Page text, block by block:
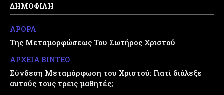
ΔΗΜΟΦΙΛΗ
ΑΡΘΡΑ
Της Μεταμορφώσεως Του Σωτήρος Χριστού
ΑΡΧΕΙΑ ΒΙΝΤΕΟ
Σύνδεση Μεταμόρφωση του Χριστού: Γιατί διάλεξε
αυτούς τους τρεις μαθητές;